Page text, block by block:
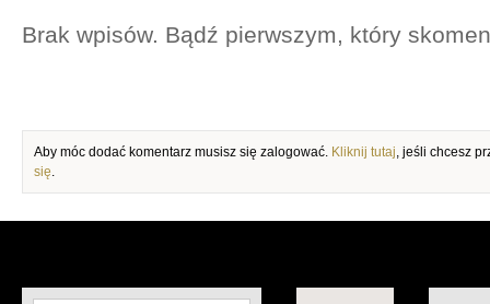
Brak wpisów. Bądź pierwszym, który
Aby móc dodać komentarz musisz się zalogować. Kliknij tutaj, jeśli chcesz
się.